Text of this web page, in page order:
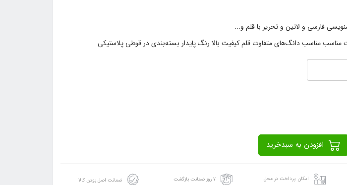
فارسی و لاتین و تحریر با قلم و...
مناسب دانگ‌های متفاوت قلم کیفیت بالا رنگ پایدار بسته‌بندی در قوطی پلاستیکی
امکان پرداخت در محل ۷ روز ضمانت بازگشت ضمانت اصل بودن کالا